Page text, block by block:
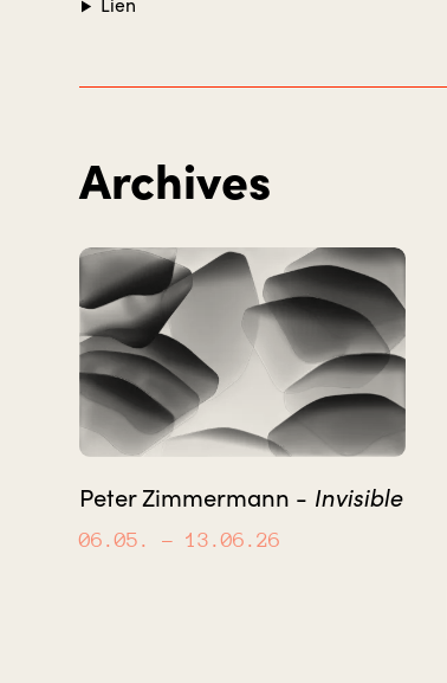
Archives
Peter Zimmermann - Invisible
06.05. – 13.06.26